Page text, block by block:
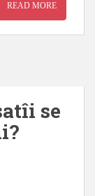
READ MORE
se